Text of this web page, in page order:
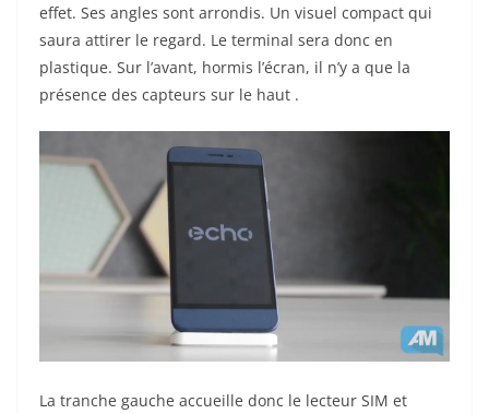
effet. Ses angles sont arrondis. Un visuel compact qui
saura attirer le regard. Le terminal sera donc en
plastique. Sur l’avant, hormis l’écran, il n’y a que la
présence des capteurs sur le haut .
La tranche gauche accueille donc le lecteur SIM et